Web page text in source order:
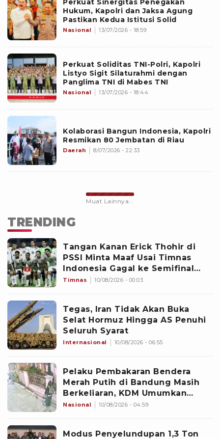
Perkuat Sinergitas Penegakan
Hukum, Kapolri dan Jaksa Agung
Pastikan Kedua Istitusi Solid
Nasional 13/07/2026 - 18:59
Perkuat Soliditas TNI-Polri, Kapolri
Listyo Sigit Silaturahmi dengan
Panglima TNI di Mabes TNI
Nasional 13/07/2026 - 18:44
Kolaborasi Bangun Indonesia, Kapolri
Resmikan 80 Jembatan di Riau
Daerah 8/07/2026 - 22:33
Muat Lainnya...
TRENDING
Tangan Kanan Erick Thohir di
PSSI Minta Maaf Usai Timnas
Indonesia Gagal ke Semifinal
Piala AFF 2026: Jangan Hujat
Timnas 10/08/2026 - 00:03
Tegas, Iran Tidak Akan Buka
Selat Hormuz Hingga AS Penuhi
Seluruh Syarat
Internasional 10/08/2026 - 06:55
Pelaku Pembakaran Bendera
Merah Putih di Bandung Masih
Berkeliaran, KDM Umumkan
Sayembara Berhadiah
Nasional 10/08/2026 - 04:59
Modus Penyelundupan 1,3 Ton